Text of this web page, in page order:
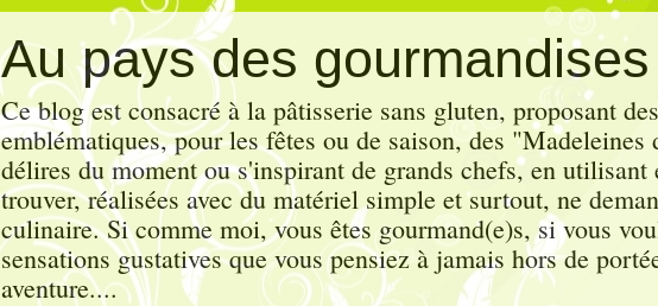
Au pays des
Ce blog est consacré à la pâtisserie sans gluten, proposant
emblématiques, pour les fêtes ou de saison, des
délires du moment ou s'inspirant de grands chefs, en
trouver, réalisées avec du matériel simple et surtout, ne
culinaire. Si comme moi, vous êtes gourmand(e)s, si vous
sensations gustatives que vous pensiez à jamais hors de
aventure....